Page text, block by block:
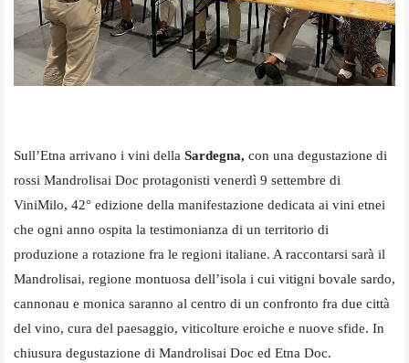
Sull’Etna arrivano i vini della Sardegna, con una degustazione di
rossi Mandrolisai Doc protagonisti venerdì 9 settembre di
ViniMilo, 42° edizione della manifestazione dedicata ai vini etnei
che ogni anno ospita la testimonianza di un territorio di
produzione a rotazione fra le regioni italiane. A raccontarsi sarà il
Mandrolisai, regione montuosa dell’isola i cui vitigni bovale sardo,
cannonau e monica saranno al centro di un confronto fra due città
del vino, cura del paesaggio, viticolture eroiche e nuove sfide. In
chiusura degustazione di Mandrolisai Doc ed Etna Doc.